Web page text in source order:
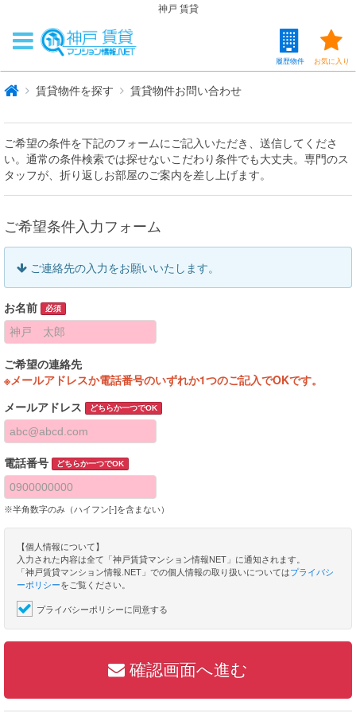
神戸 賃貸
お気に入り
履歴物件
賃貸物件を探す 賃貸物件お問い合わせ
ご希望の条件を下記のフォームにご記入いただき、送信してくださ
い。通常の条件検索では探せないこだわり条件でも大丈夫。専門のス
タッフが、折り返しお部屋のご案内を差し上げます。
ご希望条件入力フォーム
ご連絡先の入力をお願いいたします。
お名前 必須
ご希望の連絡先
※メールアドレスか電話番号のいずれか1つのご記入でOKです。
メールアドレス どちらか一つでOK
電話番号 どちらか一つでOK
※半角数字のみ（ハイフン[-]を含まない）
【個人情報について】
入力された内容は全て「神戸賃貸マンション情報NET」に通知されます。
「神戸賃貸マンション情報.NET」での個人情報の取り扱いについてはプライバシ
ーポリシーをご覧ください。
プライバシーポリシーに同意する
確認画面へ進む